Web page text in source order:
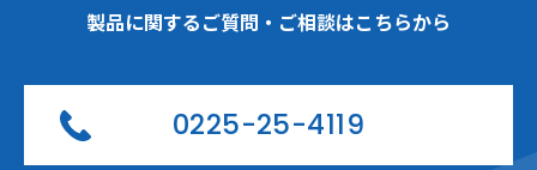
製品に関するご質問・ご相談はこちらから
0225-25-4119